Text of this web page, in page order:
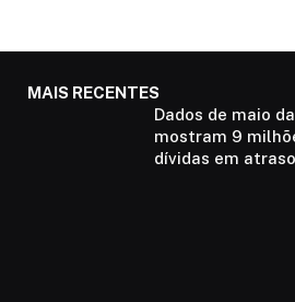
MAIS RECENTES
Dados de maio
mostram 9
dívidas em atraso